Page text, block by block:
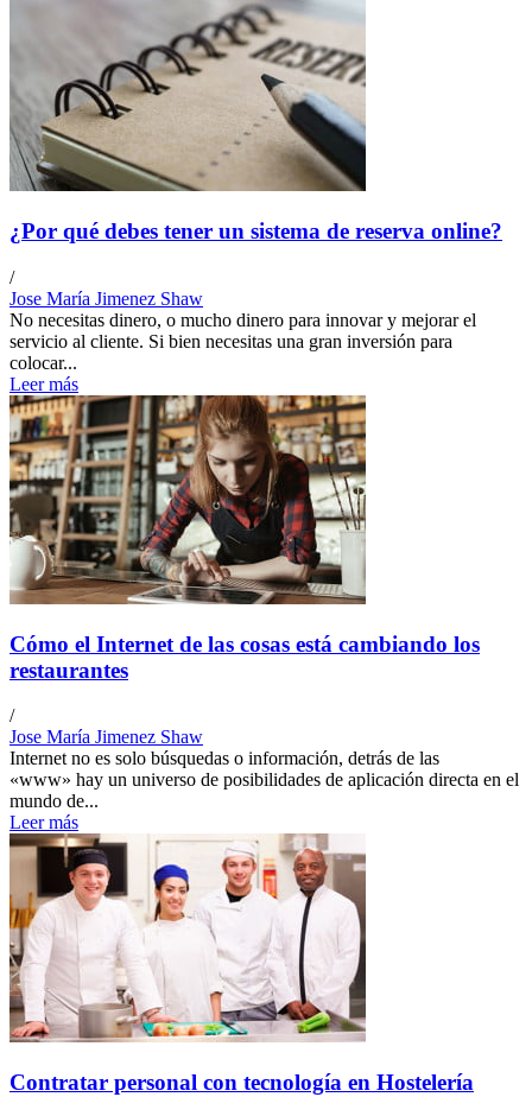
¿Por qué debes tener un sistema de reserva online?
/
Jose María Jimenez Shaw
No necesitas dinero, o mucho dinero para innovar y mejorar el
servicio al cliente. Si bien necesitas una gran inversión para
colocar...
Leer más
Cómo el Internet de las cosas está cambiando los
restaurantes
/
Jose María Jimenez Shaw
Internet no es solo búsquedas o información, detrás de las
«www» hay un universo de posibilidades de aplicación directa en el
mundo de...
Leer más
Contratar personal con tecnología en Hostelería